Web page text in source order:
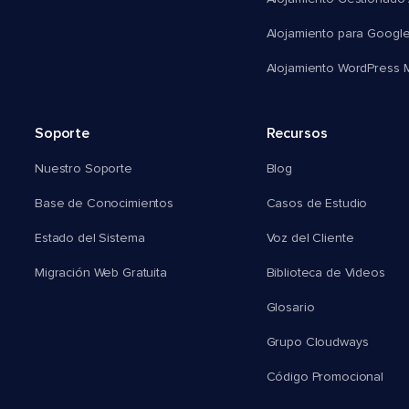
Alojamiento para
Alojamiento WordPress
Soporte
Nuestro Soporte
Base de Conocimientos
Estado del Sistema
Migración Web Gratuita
Recursos
Blog
Casos de Estudio
Voz del Cliente
Biblioteca de Videos
Glosario
Grupo Cloudways
Código Promocional